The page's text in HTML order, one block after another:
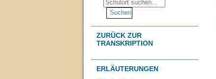
ZURÜCK ZUR
TRANSKRIPTION
ERLÄUTERUNGEN